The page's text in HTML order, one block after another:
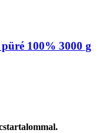
100% 3000 g